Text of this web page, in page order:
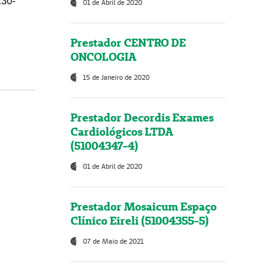
01 de Abril de 2020
Prestador CENTRO DE
ONCOLOGIA
15 de Janeiro de 2020
Prestador Decordis Exames
Cardiológicos LTDA
(51004347-4)
01 de Abril de 2020
Prestador Mosaicum Espaço
Clínico Eireli (51004355-5)
07 de Maio de 2021